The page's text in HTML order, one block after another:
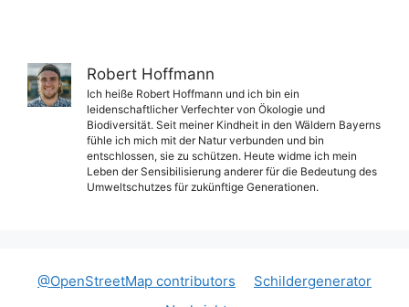
Robert Hoffmann
Ich heiße Robert Hoffmann und ich bin ein
leidenschaftlicher Verfechter von Ökologie und
Biodiversität. Seit meiner Kindheit in den Wäldern Bayerns
fühle ich mich mit der Natur verbunden und bin
entschlossen, sie zu schützen. Heute widme ich mein
Leben der Sensibilisierung anderer für die Bedeutung des
Umweltschutzes für zukünftige Generationen.
@OpenStreetMap contributors
Schildergenerator